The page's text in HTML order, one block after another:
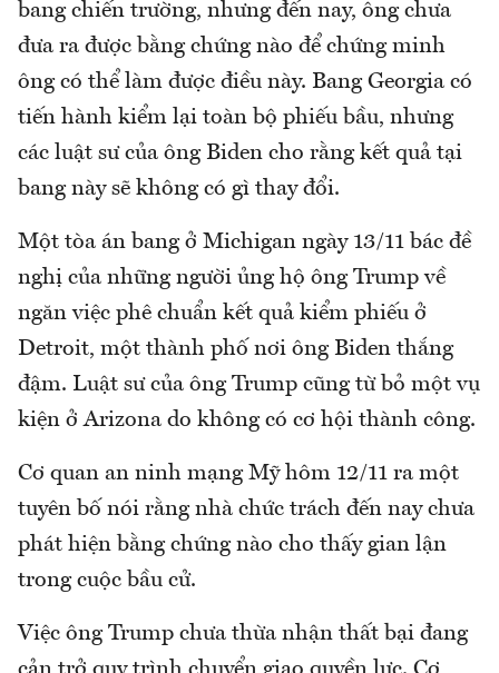
bang chiến trường, nhưng đến nay, ông chưa
đưa ra được bằng chứng nào để chứng minh
ông có thể làm được điều này. Bang Georgia có
tiến hành kiểm lại toàn bộ phiếu bầu, nhưng
các luật sư của ông Biden cho rằng kết quả tại
bang này sẽ không có gì thay đổi.
Một tòa án bang ở Michigan ngày 13/11 bác đề
nghị của những người ủng hộ ông Trump về
ngăn việc phê chuẩn kết quả kiểm phiếu ở
Detroit, một thành phố nơi ông Biden thắng
đậm. Luật sư của ông Trump cũng từ bỏ một vụ
kiện ở Arizona do không có cơ hội thành công.
Cơ quan an ninh mạng Mỹ hôm 12/11 ra một
tuyên bố nói rằng nhà chức trách đến nay chưa
phát hiện bằng chứng nào cho thấy gian lận
trong cuộc bầu cử.
Việc ông Trump chưa thừa nhận thất bại đang